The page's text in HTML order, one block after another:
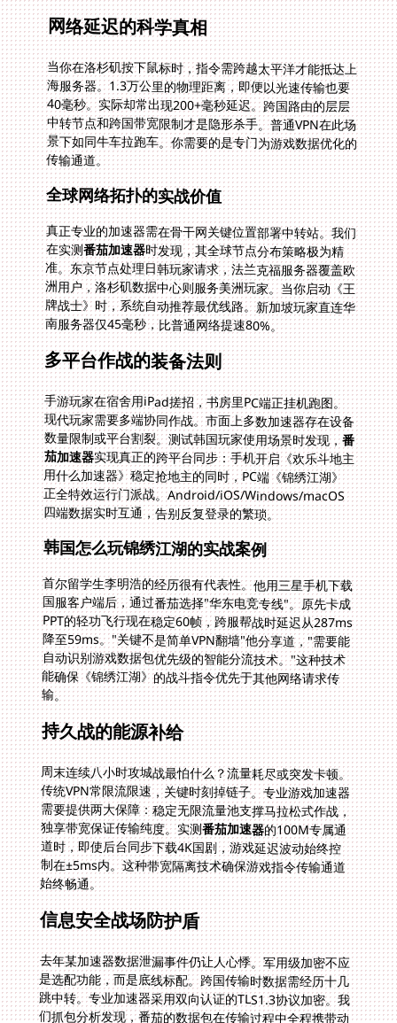
网络延迟的科学真相
当你在洛杉矶按下鼠标时，指令需跨越太平洋才能抵达上
海服务器。1.3万公里的物理距离，即便以光速传输也要
40毫秒。实际却常出现200+毫秒延迟。跨国路由的层层
中转节点和跨国带宽限制才是隐形杀手。普通VPN在此场
景下如同牛车拉跑车。你需要的是专门为游戏数据优化的
传输通道。
全球网络拓扑的实战价值
真正专业的加速器需在骨干网关键位置部署中转站。我们
在实测番茄加速器时发现，其全球节点分布策略极为精
准。东京节点处理日韩玩家请求，法兰克福服务器覆盖欧
洲用户，洛杉矶数据中心则服务美洲玩家。当你启动《王
牌战士》时，系统自动推荐最优线路。新加坡玩家直连华
南服务器仅45毫秒，比普通网络提速80%。
多平台作战的装备法则
手游玩家在宿舍用iPad搓招，书房里PC端正挂机跑图。
现代玩家需要多端协同作战。市面上多数加速器存在设备
数量限制或平台割裂。测试韩国玩家使用场景时发现，番
茄加速器实现真正的跨平台同步：手机开启《欢乐斗地主
用什么加速器》稳定抢地主的同时，PC端《锦绣江湖》
正全特效运行门派战。Android/iOS/Windows/macOS
四端数据实时互通，告别反复登录的繁琐。
韩国怎么玩锦绣江湖的实战案例
首尔留学生李明浩的经历很有代表性。他用三星手机下载
国服客户端后，通过番茄选择"华东电竞专线"。原先卡成
PPT的轻功飞行现在稳定60帧，跨服帮战时延迟从287ms
降至59ms。"关键不是简单VPN翻墙"他分享道，"需要能
自动识别游戏数据包优先级的智能分流技术。"这种技术
能确保《锦绣江湖》的战斗指令优先于其他网络请求传
输。
持久战的能源补给
周末连续八小时攻城战最怕什么？流量耗尽或突发卡顿。
传统VPN常限流限速，关键时刻掉链子。专业游戏加速器
需要提供两大保障：稳定无限流量池支撑马拉松式作战，
独享带宽保证传输纯度。实测番茄加速器的100M专属通
道时，即使后台同步下载4K国剧，游戏延迟波动始终控
制在±5ms内。这种带宽隔离技术确保游戏指令传输通道
始终畅通。
信息安全战场防护盾
去年某加速器数据泄漏事件仍让人心悸。军用级加密不应
是选配功能，而是底线标配。跨国传输时数据需经历十几
跳中转。专业加速器采用双向认证的TLS1.3协议加密。我
们抓包分析发现，番茄的数据包在传输过程中全程携带动
态密钥标记，即使在中途节点被截获，呈现的也只是无法
解读的碎片数据。这种安全等级与银行跨境转账系统相